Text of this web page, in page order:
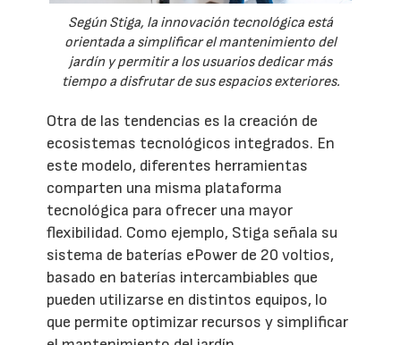
Según Stiga, la innovación tecnológica está
orientada a simplificar el mantenimiento del
jardín y permitir a los usuarios dedicar más
tiempo a disfrutar de sus espacios exteriores.
Otra de las tendencias es la creación de
ecosistemas tecnológicos integrados. En
este modelo, diferentes herramientas
comparten una misma plataforma
tecnológica para ofrecer una mayor
flexibilidad. Como ejemplo, Stiga señala su
sistema de baterías ePower de 20 voltios,
basado en baterías intercambiables que
pueden utilizarse en distintos equipos, lo
que permite optimizar recursos y simplificar